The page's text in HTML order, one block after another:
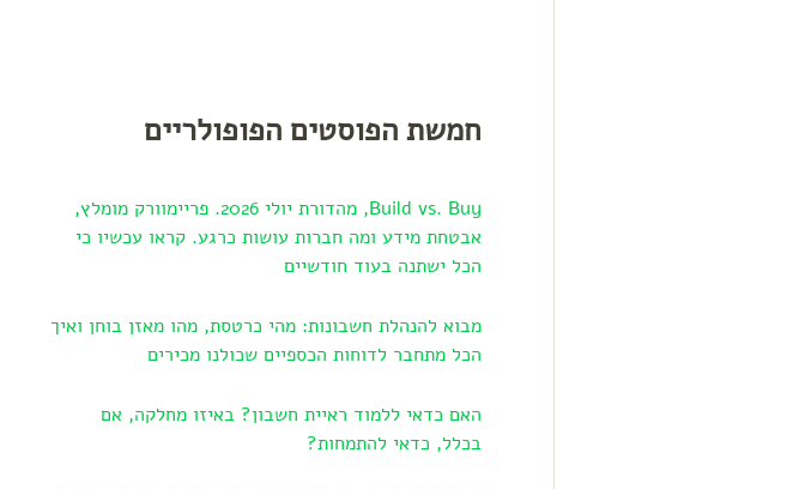
חמשת הפוסטים הפופולריים
Build vs. Buy, מהדורת יולי 2026. פריימוורק מומלץ,
אבטחת מידע ומה חברות עושות כרגע. קראו עכשיו כי
הכל ישתנה בעוד חודשיים
מבוא להנהלת חשבונות: מהי כרטסת, מהו מאזן בוחן ואיך
הכל מתחבר לדוחות הכספיים שכולנו מכירים
האם כדאי ללמוד ראיית חשבון? באיזו מחלקה, אם
בכלל, כדאי להתמחות?